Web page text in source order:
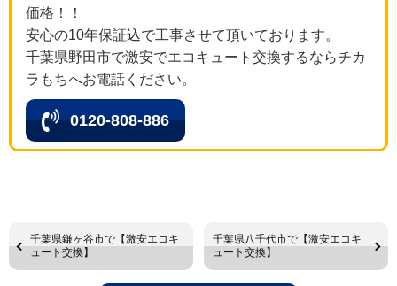
価格！！
安心の10年保証込で工事させて頂いております。
千葉県野田市で激安でエコキュート交換するならチカ
ラもちへお電話ください。
0120-808-886
千葉県鎌ヶ谷市で【激安エコキ
ュート交換】
千葉県八千代市で【激安エコキ
ュート交換】